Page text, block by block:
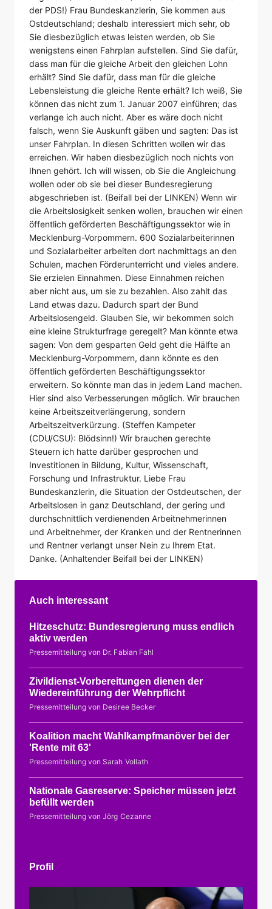
Auch interessant
Hitzeschutz: Bundesregierung muss endlich
aktiv werden
Pressemitteilung von Dr. Fabian Fahl
Zivildienst-Vorbereitungen dienen der
Wiedereinführung der Wehrpflicht
Pressemitteilung von Desiree Becker
Koalition macht Wahlkampfmanöver bei der
'Rente mit 63'
Pressemitteilung von Sarah Vollath
Nationale Gasreserve: Speicher müssen jetzt
befüllt werden
Pressemitteilung von Jörg Cezanne
Profil